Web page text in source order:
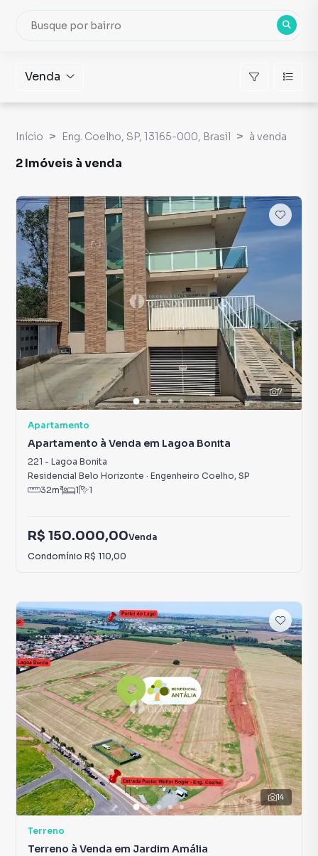
Venda
Início Eng. Coelho, SP, 13165-000, Brasil à venda
2 Imóveis à venda
7
Apartamento
Apartamento à Venda em Lagoa Bonita
221 - Lagoa Bonita
Residencial Belo Horizonte · Engenheiro Coelho, SP
32m² 1 1
R$ 150.000,00Venda
Condomínio R$ 110,00
14
Terreno
Terreno à Venda em Jardim Amália